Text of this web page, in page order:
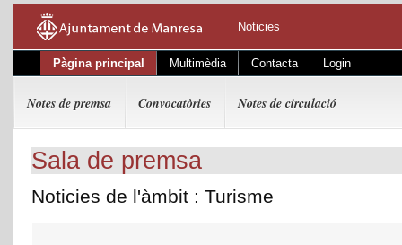
Noticies
Pàgina principal Multimèdia Contacta Login
Notes de premsa Convocatòries Notes de circulació
Sala de premsa
Noticies de l'àmbit : Turisme